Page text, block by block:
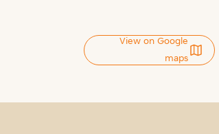
View on Google
maps